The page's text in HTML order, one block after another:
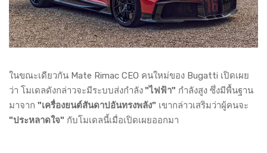
ในขณะเดียวกัน Mate Rimac CEO คนใหม่ของ Bugatti เปิดเผย
ว่า โมเดลดังกล่าวจะมีระบบส่งกำลัง"ไฟฟ้า" กำลังสูง ซึ่งมีพื้นฐาน
มาจาก "เครื่องยนต์สันดาปอันทรงพลัง" เขากล่าวเสริมว่าผู้คนจะ
"ประหลาดใจ" กับโมเดลนี้เมื่อเปิดเผยออกมา